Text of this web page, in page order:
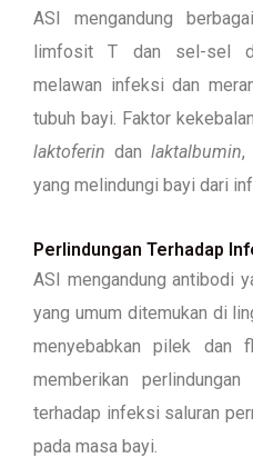
ASI mengandung
limfosit T dan sel-sel
melawan infeksi dan
tubuh bayi. Faktor
laktoferin danlaktalbumin,
yang melindungi bayi dari
Perlindungan Terhadap
ASI mengandung antibodi
yang umum ditemukan di
menyebabkan pilek dan
memberikan
terhadap infeksi saluran
pada masa bayi.